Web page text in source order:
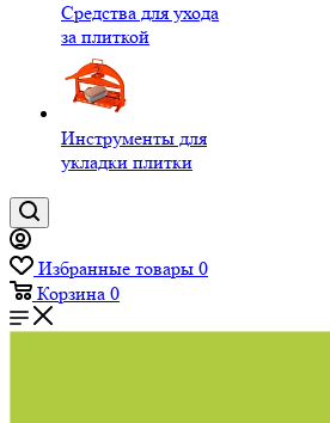
Средства для ухода
за плиткой
Инструменты для
укладки плитки
Избранные товары 0
Корзина 0